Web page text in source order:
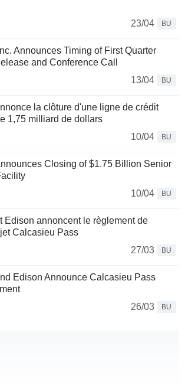
23/04
BU
Announces Timing of First Quarter
and Conference Call
13/04
BU
la clôture d'une ligne de crédit
1,75 milliard de dollars
10/04
BU
Closing of $1.75 Billion Senior
10/04
BU
Edison annoncent le règlement de
Calcasieu Pass
27/03
BU
Edison Announce Calcasieu Pass
26/03
BU